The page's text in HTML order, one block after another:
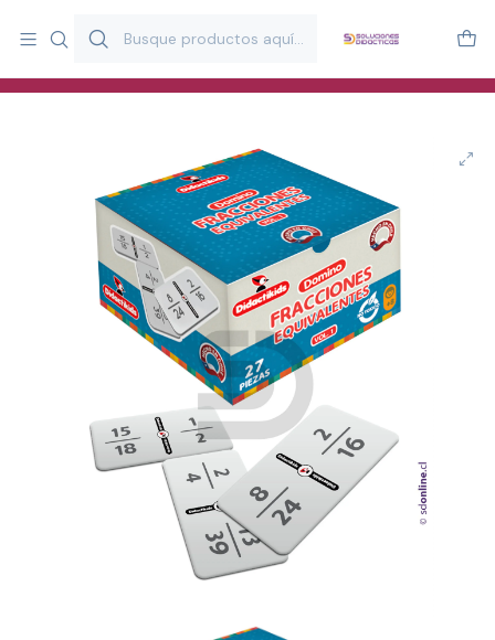
y estimulación infantil en Chile.
Especialistas en recursos educativos para aulas, terapeutas y